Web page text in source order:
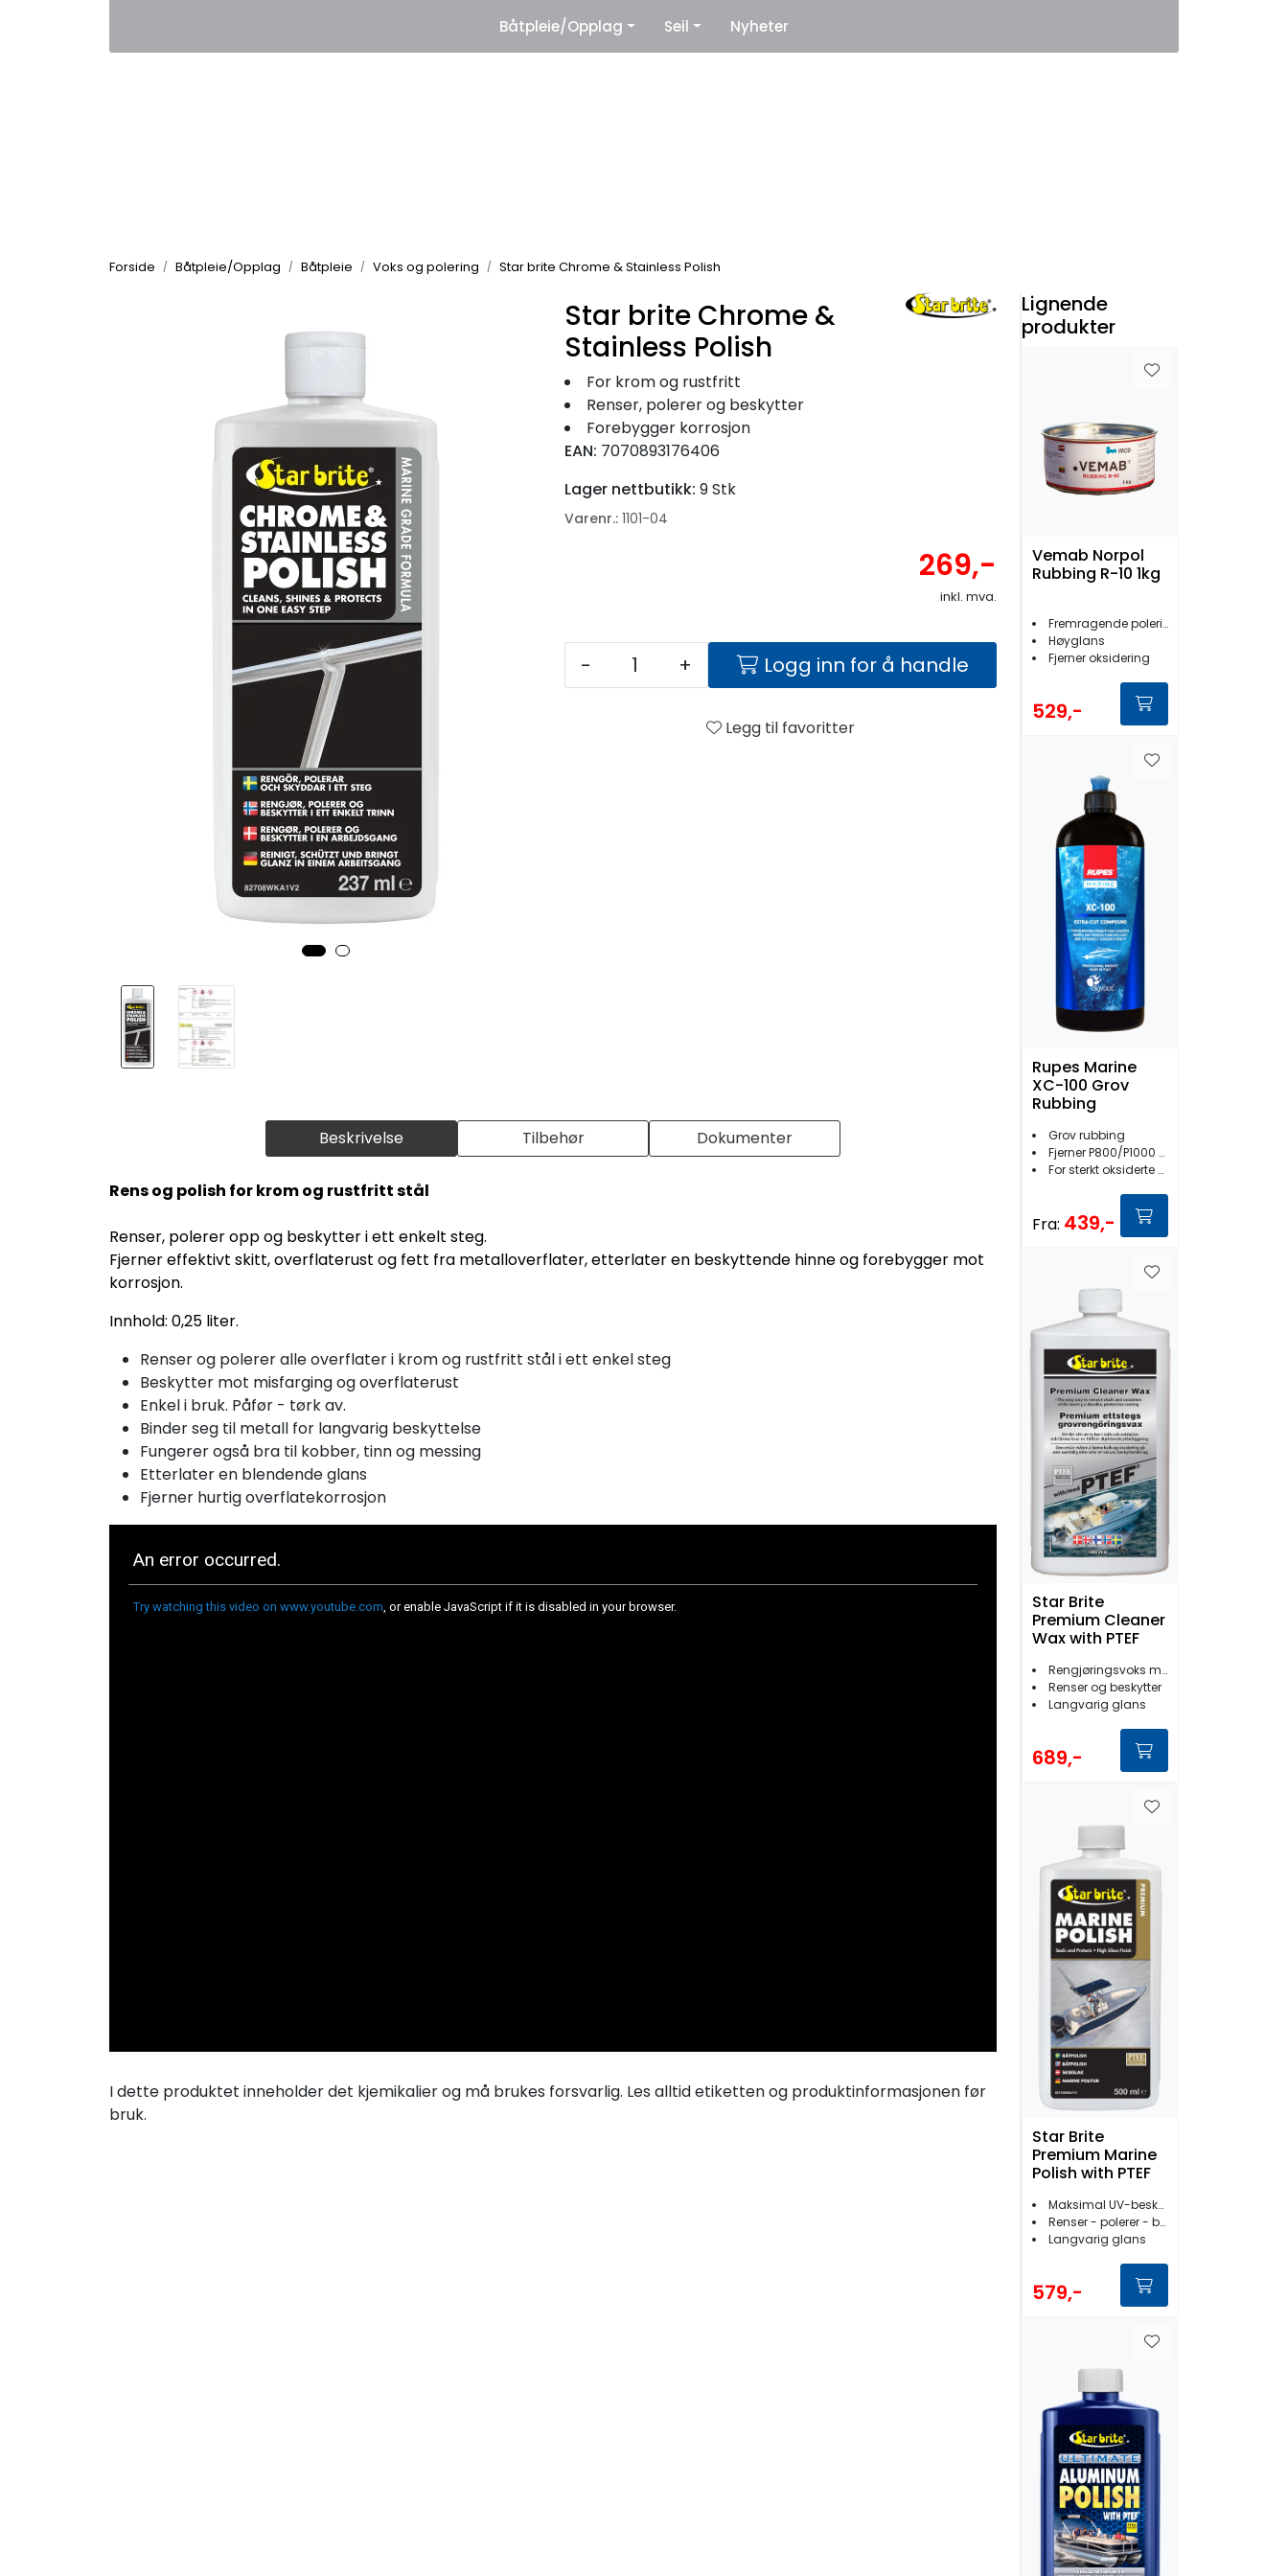
Leverandører
Båtpleie/Opplag Seil Nyheter
Forside Båtpleie/Opplag Båtpleie Voks og polering Star brite Chrome & Stainless Polish
Beskrivelse Tilbehør Dokumenter
Rens og polish for krom og rustfritt stål
Renser, polerer opp og beskytter i ett enkelt steg.
Fjerner effektivt skitt, overflaterust og fett fra metalloverflater, etterlater en beskyttende hinne og forebygger mot
korrosjon.
Innhold: 0,25 liter.
Renser og polerer alle overflater i krom og rustfritt stål i ett enkel steg
Beskytter mot misfarging og overflaterust
Enkel i bruk. Påfør - tørk av.
Binder seg til metall for langvarig beskyttelse
Fungerer også bra til kobber, tinn og messing
Etterlater en blendende glans
Fjerner hurtig overflatekorrosjon
I dette produktet inneholder det kjemikalier og må brukes forsvarlig. Les alltid etiketten og produktinformasjonen før
bruk.
Star brite Chrome &
Stainless Polish
For krom og rustfritt
Renser, polerer og beskytter
Forebygger korrosjon
EAN: 7070893176406
Lager nettbutikk: 9 Stk
Varenr.: 1101-04
269,-
inkl. mva.
- + Logg inn for å handle
Legg til favoritter
Lignende
produkter
Vemab Norpol
Rubbing R-10 1kg
Fremragende poleringseffekt
Høyglans
Fjerner oksidering
529,-
Rupes Marine
XC-100 Grov
Rubbing
Grov rubbing
Fjerner P800/P1000 slipemerker
For sterkt oksiderte overflater
Fra: 439,-
Star Brite
Premium Cleaner
Wax with PTEF
Rengjøringsvoks med teflon
Renser og beskytter
Langvarig glans
689,-
Star Brite
Premium Marine
Polish with PTEF
Maksimal UV-beskyttelse og glans
Renser - polerer - beskytter
Langvarig glans
579,-